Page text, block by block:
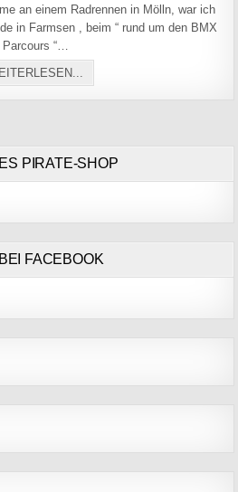
an einem Radrennen in Mölln, war ich
in Farmsen , beim “ rund um den BMX
Parcours “…
PIRATE-SHOP
FACEBOOK